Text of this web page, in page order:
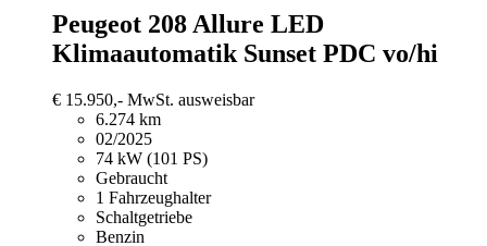
Peugeot 208 Allure LED
Klimaautomatik Sunset PDC vo/hi
€ 15.950,- MwSt. ausweisbar
6.274 km
02/2025
74 kW (101 PS)
Gebraucht
1 Fahrzeughalter
Schaltgetriebe
Benzin